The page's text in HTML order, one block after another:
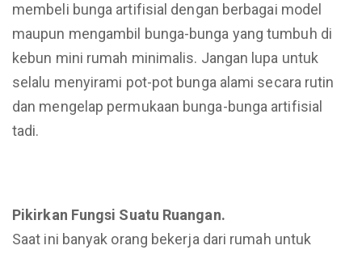
membeli bunga artifisial dengan berbagai model
maupun mengambil bunga-bunga yang tumbuh di
kebun mini rumah minimalis. Jangan lupa untuk
selalu menyirami pot-pot bunga alami secara rutin
dan mengelap permukaan bunga-bunga artifisial
tadi.
Pikirkan Fungsi Suatu Ruangan.
Saat ini banyak orang bekerja dari rumah untuk